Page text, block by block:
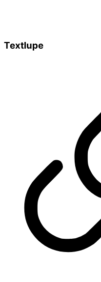
Textlupe